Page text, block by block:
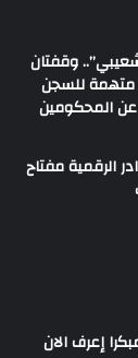
وقفتان
متهمة للسجن
عن المحكومين
الرقمية مفتاح
إعرف الان